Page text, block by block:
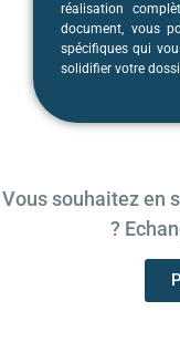
réalisation
document, vous
spécifiques qui
solidifier votre
Vous souhaitez en
?